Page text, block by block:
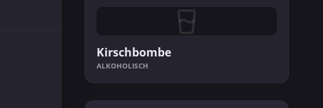
Kirschbombe
ALKOHOLISCH